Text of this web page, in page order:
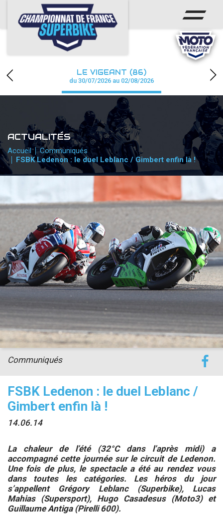
ACCUEIL
CHAMPIONNAT
CALENDRIER
PHOTOS / WEB TV
PARTENAIRES
PRESSE
PRESSE
accéder à la billetterie
LE VIGEANT (86)
du 30/07/2026 au 02/08/2026
ACTUALITÉS
Accueil
Communiqués
FSBK Ledenon : le duel Leblanc / Gimbert enfin là !
FSBK Ledenon : le duel Leblanc /
Gimbert enfin là !
14.06.14
Communiqués
La chaleur de l’été (32°C dans l’après midi) a
accompagné cette journée sur le circuit de Ledenon.
Une fois de plus, le spectacle a été au rendez vous
dans toutes les catégories. Les héros du jour
s’appellent Grégory Leblanc (Superbike), Lucas
Mahias (Supersport), Hugo Casadesus (Moto3) et
Guillaume Antiga (Pirelli 600).